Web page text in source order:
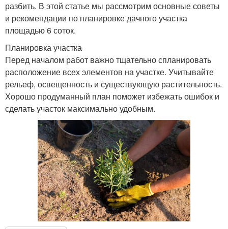
разбить. В этой статье мы рассмотрим основные советы
и рекомендации по планировке дачного участка
площадью 6 соток.
Планировка участка
Перед началом работ важно тщательно спланировать
расположение всех элементов на участке. Учитывайте
рельеф, освещенность и существующую растительность.
Хорошо продуманный план поможет избежать ошибок и
сделать участок максимально удобным.